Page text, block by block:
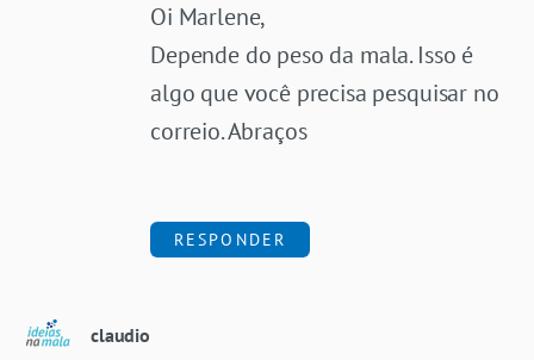
Oi Marlene,
Depende do peso da mala. Isso é
algo que você precisa pesquisar no
correio. Abraços
RESPONDER
claudio